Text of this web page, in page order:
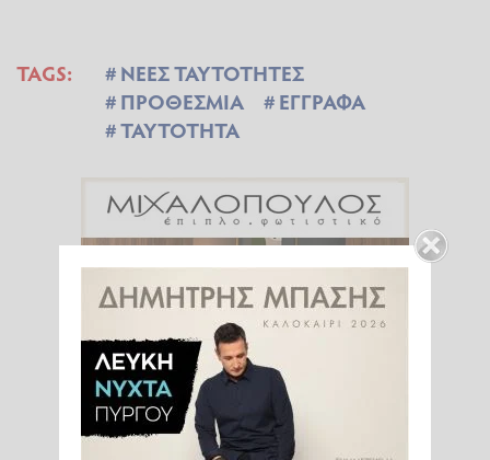
TAGS:
ΝΕΕΣ ΤΑΥΤΟΤΗΤΕΣ
ΠΡΟΘΕΣΜΙΑ
ΕΓΓΡΑΦΑ
ΤΑΥΤΟΤΗΤΑ